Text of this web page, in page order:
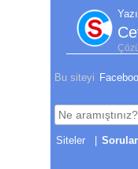
Bu siteyi
| Sorular